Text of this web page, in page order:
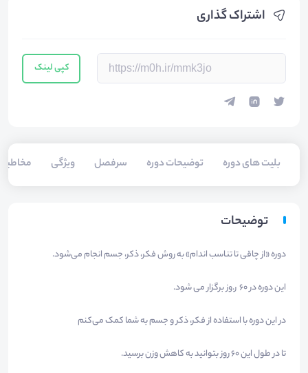
اشتراک گذاری
کپی لینک
بلیت های دوره توضیحات دوره سرفصل ویژگی
توضیحات
دوره «از چاقی تا تناسب اندام» به روش فکر، ذکر، جسم انجام می‌شود.
این دوره در ۶۰ ر.وز برگزار می شود.
در این دوره با استفاده از فکر، ذکر و جسم به شما کمک می‌کنم
تا در طول این ۶۰ روز بتوانید به کاهش وزن برسید.